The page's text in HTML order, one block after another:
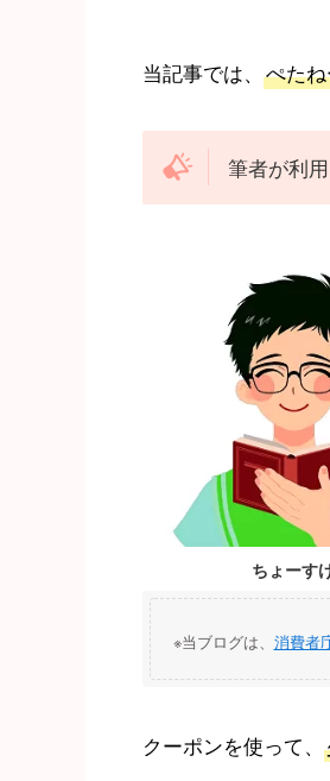
当記事では、 ぺた
筆者が利
ちょーす
※当ブログは、 消費者
クーポンを使って、